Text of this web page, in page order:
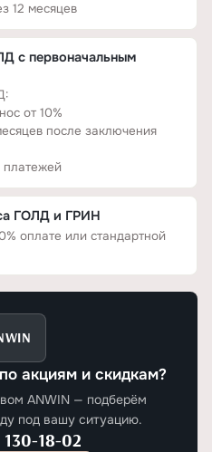
12 месяцев
с первоначальным
от 10%
после заключения
ГОЛД и ГРИН
оплате или стандартной
акциям и скидкам?
ANWIN — подберём
под вашу ситуацию.
18-02